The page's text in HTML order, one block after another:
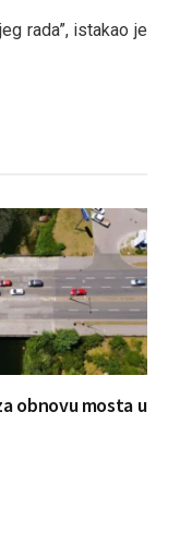
rada”, istakao je
obnovu mosta u